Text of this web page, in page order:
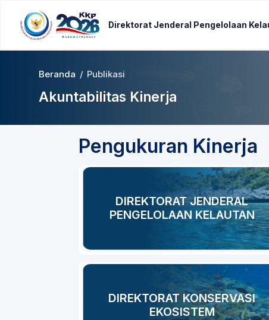
Direktorat Jenderal Pengelolaan
Beranda / Publikasi
Akuntabilitas Kinerja
Pengukuran Kinerja
DIREKTORAT JENDERAL
PENGELOLAAN KELAUTAN
DIREKTORAT KONSERVASI
EKOSISTEM